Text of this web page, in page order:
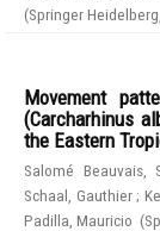
(Springer Heidelberg
Movement
(Carcharhinus
the Eastern
Salomé Beauvais,
Schaal, Gauthier;
Padilla, Mauricio (